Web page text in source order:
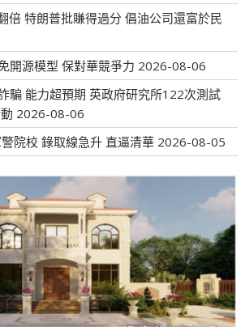
倍 特朗普批賺得過分 倡油公司還富於民
開源模型 保對華競爭力 2026-08-06
騙 能力超預期 英政府研究所122次測試
2026-08-06
院校 錄取線急升 直逼清華 2026-08-05